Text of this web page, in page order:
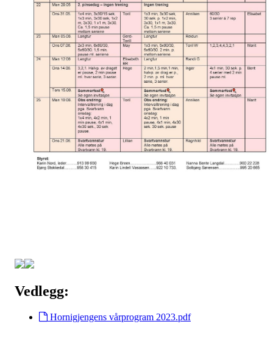
Vedlegg:
Hornigjengens vårprogram 2023.pdf